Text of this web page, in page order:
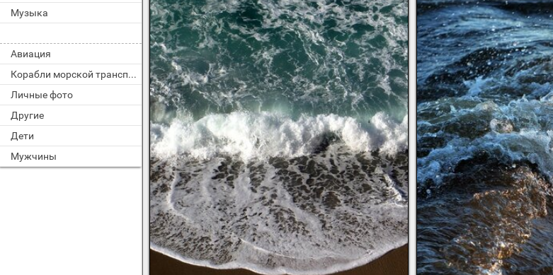
Музыка
Авиация
Корабли морской транспорт
Личные фото
Другие
Дети
Мужчины